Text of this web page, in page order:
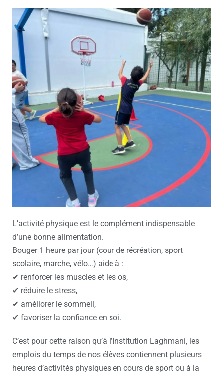
L’activité physique est le complément indispensable
d’une bonne alimentation.
Bouger 1 heure par jour (cour de récréation, sport
scolaire, marche, vélo…) aide à :
✔ renforcer les muscles et les os,
✔ réduire le stress,
✔ améliorer le sommeil,
✔ favoriser la confiance en soi.
C’est pour cette raison qu’à l’Institution Laghmani, les
emplois du temps de nos élèves contiennent plusieurs
heures d’activités physiques en cours de sport ou à la